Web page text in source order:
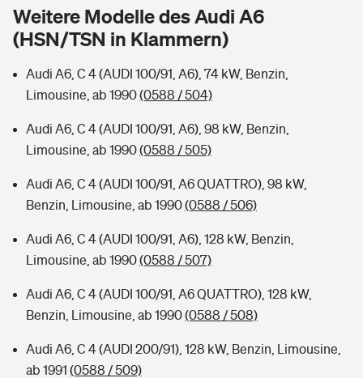
Tools
Wer versichert was: Jetzt Versicherer finden
Sie haben Fragen?
Handyversicherung
Musikinstrumentenversicherung
Zur Übersicht
Tools
Kinderunfall-Check: Mehr Sicherheit für deine Kids
Typklassen: So ist Ihr Auto eingestuft
Sie haben Fragen?
Rentenrechner: Wie viel Geld bekomme ich im Alter?
Weitere Modelle des Audi A6
(HSN/TSN in Klammern)
Audi A6, C 4 (AUDI 100/91, A6), 74 kW, Benzin,
Limousine, ab 1990(0588 / 504)
Audi A6, C 4 (AUDI 100/91, A6), 98 kW, Benzin,
Limousine, ab 1990(0588 / 505)
Audi A6, C 4 (AUDI 100/91, A6 QUATTRO), 98 kW,
Benzin, Limousine, ab 1990(0588 / 506)
Audi A6, C 4 (AUDI 100/91, A6), 128 kW, Benzin,
Limousine, ab 1990(0588 / 507)
Audi A6, C 4 (AUDI 100/91, A6 QUATTRO), 128 kW,
Benzin, Limousine, ab 1990(0588 / 508)
Audi A6, C 4 (AUDI 200/91), 128 kW, Benzin, Limousine,
ab 1991 (0588 / 509)